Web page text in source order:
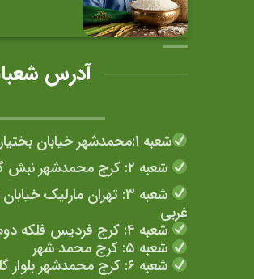
آدرس
شعبه 1:محمدشهر خیابان بختیاری
شعبه ۲: کرج محمدشهر نبش گلستانک
شعبه ۳: تهران مارلیک
غربی
شعبه ۴: کرج فردیس فلکه دوم
شعبه ۵: کرج محمد شهر
شعبه ۶: کرج محمدشهر